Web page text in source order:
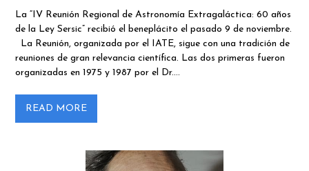
La “IV Reunión Regional de Astronomía Extragaláctica: 60 años
de la Ley Sersic” recibió el beneplácito el pasado 9 de noviembre.
La Reunión, organizada por el IATE, sigue con una tradición de
reuniones de gran relevancia científica. Las dos primeras fueron
organizadas en 1975 y 1987 por el Dr.…
READ MORE